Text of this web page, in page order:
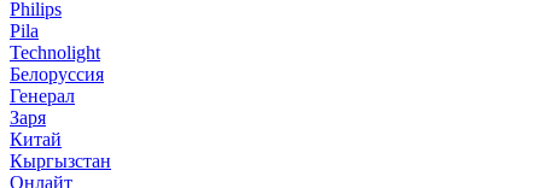
Philips
Pila
Technolight
Белоруссия
Генерал
Заря
Китай
Кыргызстан
Онлайт